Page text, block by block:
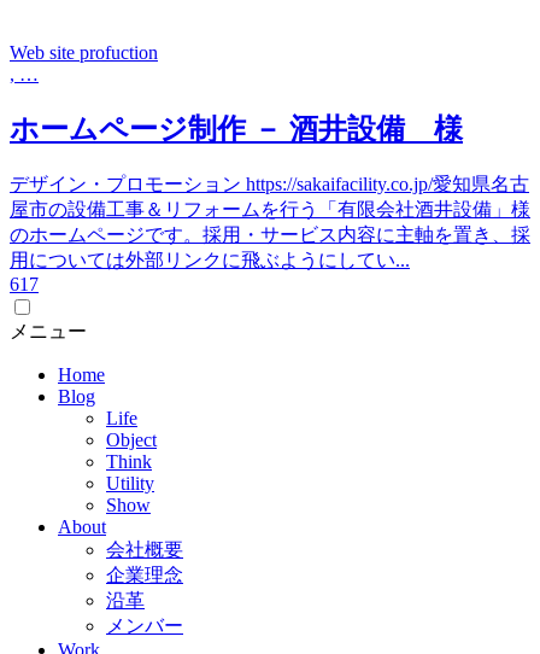
Web site profuction
, …
ホームページ制作 － 酒井設備 様
デザイン・プロモーション https://sakaifacility.co.jp/愛知県名古
屋市の設備工事＆リフォームを行う「有限会社酒井設備」様
のホームページです。採用・サービス内容に主軸を置き、採
用については外部リンクに飛ぶようにしてい...
617
メニュー
Home
Blog
Life
Object
Think
Utility
Show
About
会社概要
企業理念
沿革
メンバー
Work